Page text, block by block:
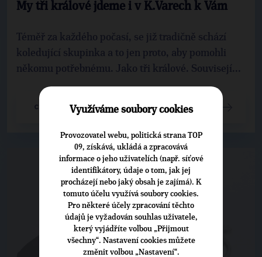
My tři králové jdeme i v K.Varech k Vám
Téměř za každého počasí, se již tradičně schází
koledující skupinka a to jen proto, aby pomohli
někomu potřebnému. Jako tři králové. Souvisejí...
CELÝ ČLÁNEKVyužíváme soubory cookies
Provozovatel webu, politická strana TOP
09, získává, ukládá a zpracovává
informace o jeho uživatelích (např. síťové
identifikátory, údaje o tom, jak jej
procházejí nebo jaký obsah je zajímá). K
tomuto účelu využívá soubory cookies.
Pro některé účely zpracování těchto
údajů je vyžadován souhlas uživatele,
který vyjádříte volbou „Přijmout
všechny“. Nastavení cookies můžete
změnit volbou „Nastavení“.